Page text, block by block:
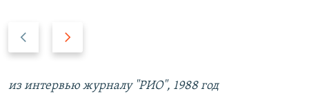
д
д
из интервью журналу "РИО", 1988 год